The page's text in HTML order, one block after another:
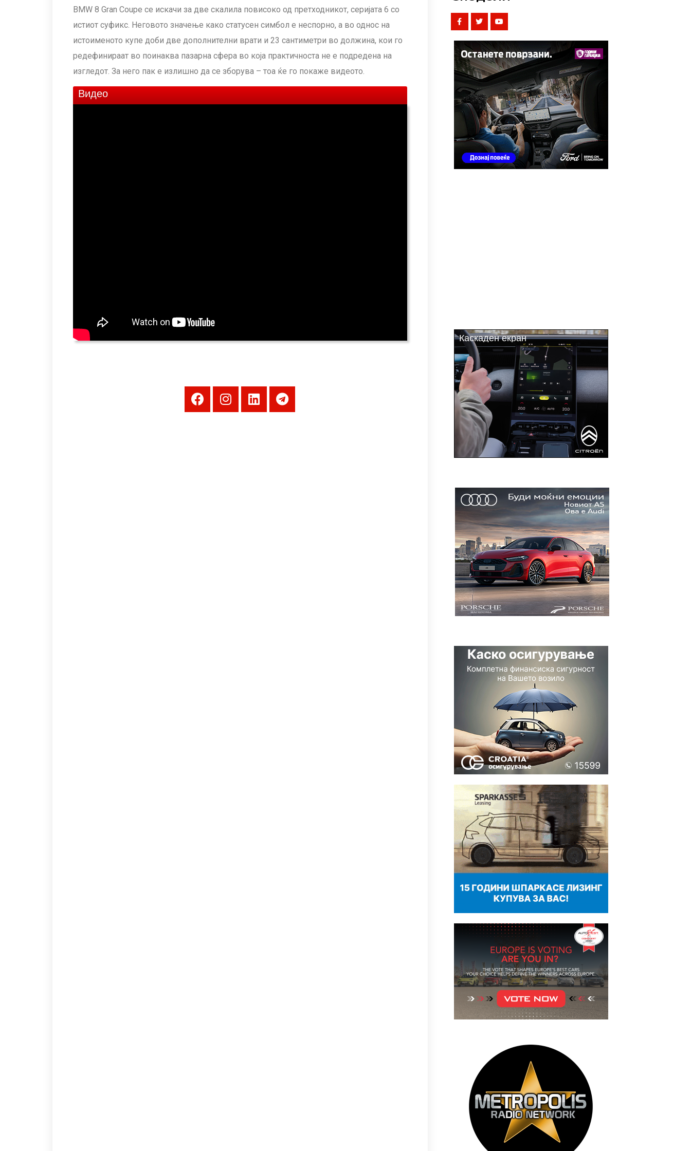
BMW 8 Gran Coupe се искачи за две скалила повисоко од претходникот, серијата 6 со
истиот суфикс. Неговото значење како статусен симбол е неспорно, а во однос на
истоименото купе доби две дополнителни врати и 23 сантиметри во должина, кои го
редефинираат во поинаква пазарна сфера во која практичноста не е подредена на
изгледот. За него пак е излишно да се зборува – тоа ќе го покаже видеото.
Видео